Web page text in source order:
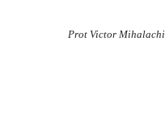
Prot Victor Mihalachi